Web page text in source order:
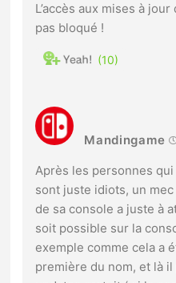
L’accès aux mises à jour
pas bloqué !
10
Mandingame
Après les personnes
sont juste idiots, un
de sa console a juste à
soit possible sur la
exemple comme cela a
première du nom, et là